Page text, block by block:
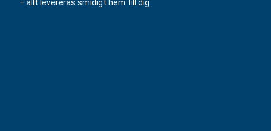
– allt levereras smidigt hem till dig.